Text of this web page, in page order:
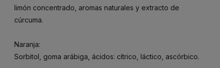
limón concentrado, aromas naturales y extracto de
cúrcuma.
Naranja:
Sorbitol, goma arábiga, ácidos: cítrico, láctico, ascórbico.